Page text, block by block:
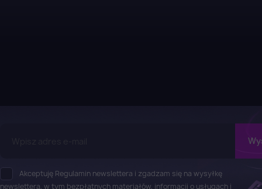
Akceptuję Regulamin newslettera i zgadzam się na wysyłkę
newslettera, w tym bezpłatnych materiałów, informacji o usługach i